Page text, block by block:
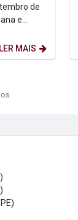
de
e
as
LER MAIS